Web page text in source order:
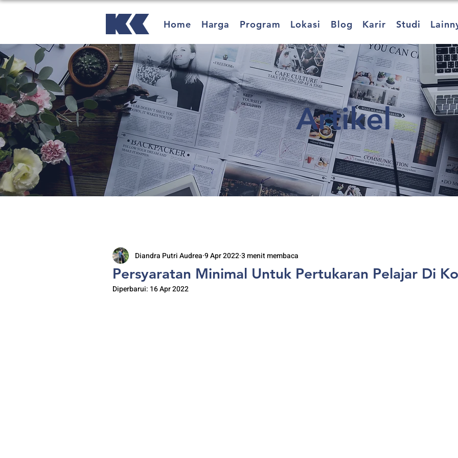
Home Harga Program Lokasi Blog Karir Studi
Artikel
Persyaratan Minimal Untuk Pertukaran Pelajar Di
Diandra Putri Audrea 9 Apr 20223 menit membaca
Diperbarui: 16 Apr 2022